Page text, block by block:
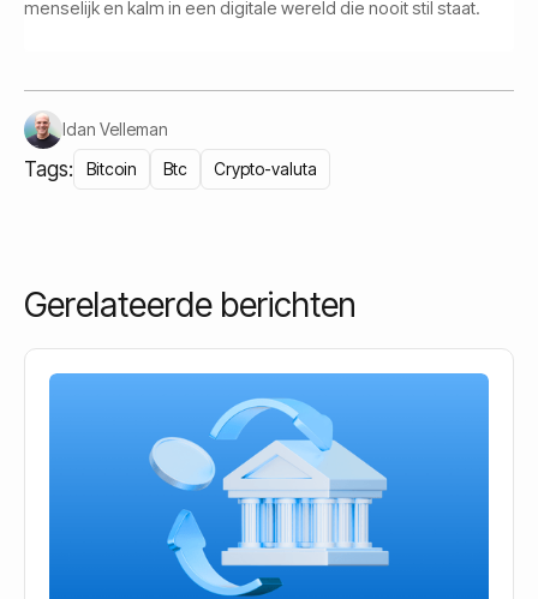
menselijk en kalm in een digitale wereld die nooit stil staat.
Idan Velleman
Tags: Bitcoin Btc Crypto-valuta
Gerelateerde berichten